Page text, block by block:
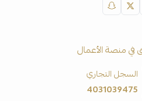
في منصة الأعمال
السجل التجاري
4031039475